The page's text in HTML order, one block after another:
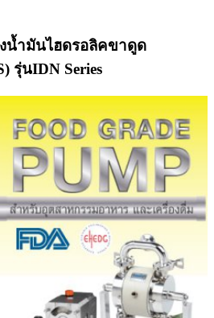
น้ำมันไฮดรอลิคขาดูด
รุ่นIDN Series